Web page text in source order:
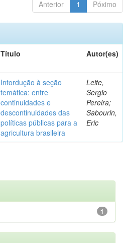
Anterior 1 Póximo
Título Autor(es)
Intordução à seção
temática: entre
continuidades e
descontinuidades das
políticas públicas para a
agricultura brasileira
Leite,
Sergio
Pereira;
Sabourin,
Eric
1